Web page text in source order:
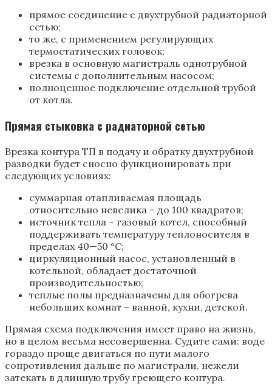
прямое соединение с двухтрубной радиаторной
сетью;
то же, с применением регулирующих
термостатических головок;
врезка в основную магистраль однотрубной
системы с дополнительным насосом;
полноценное подключение отдельной трубой
от котла.
Прямая стыковка с радиаторной сетью
Врезка контура ТП в подачу и обратку двухтрубной
разводки будет сносно функционировать при
следующих условиях:
суммарная отапливаемая площадь
относительно невелика – до 100 квадратов;
источник тепла – газовый котел, способный
поддерживать температуру теплоносителя в
пределах 40—50 °С;
циркуляционный насос, установленный в
котельной, обладает достаточной
производительностью;
теплые полы предназначены для обогрева
небольших комнат – ванной, кухни, детской.
Прямая схема подключения имеет право на жизнь,
но в целом весьма несовершенна. Судите сами: воде
гораздо проще двигаться по пути малого
сопротивления дальше по магистрали, нежели
затекать в длинную трубу греющего контура.